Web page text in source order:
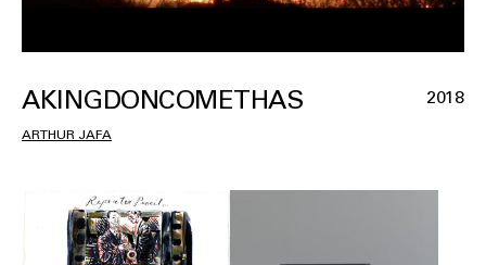
AKINGDONCOMETHAS 2018
ARTHUR JAFA